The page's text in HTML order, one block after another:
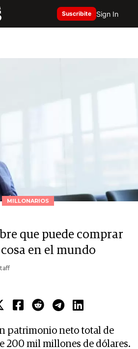
Suscribite Sign In
MILLONARIOS
que puede comprar
en el mundo
patrimonio neto total de
200 mil millones de dólares.